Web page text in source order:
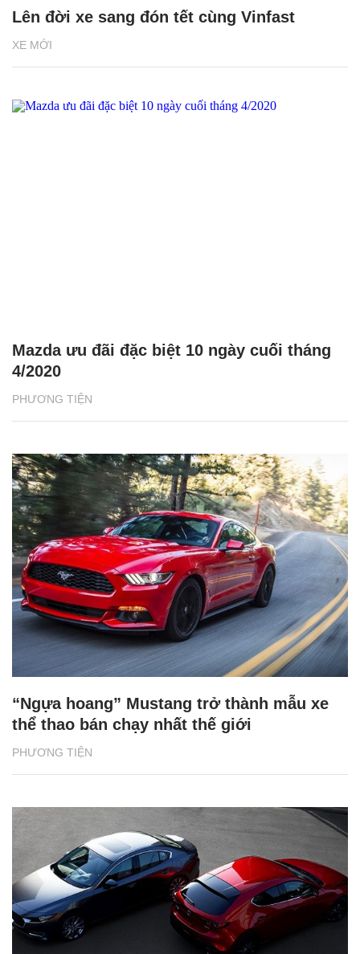
XE MỚI
Lên đời xe sang đón tết cùng Vinfast
PHƯƠNG TIỆN
Mazda ưu đãi đặc biệt 10 ngày cuối tháng
4/2020
PHƯƠNG TIỆN
“Ngựa hoang” Mustang trở thành mẫu xe
thể thao bán chạy nhất thế giới